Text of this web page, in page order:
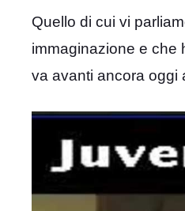
Quello di cui vi
immaginazione e che
va avanti ancora oggi